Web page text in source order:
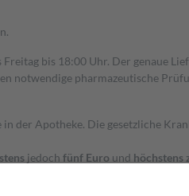
bis 18:00 Uhr. Der genaue
notwendige pharmazeutische
der Apotheke. Die gesetzliche
jedoch fünf Euro und höchstens